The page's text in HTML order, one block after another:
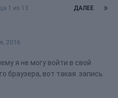
ДАЛЕЕ
1 из 13
2016
я не могу войти в свой
браузера, вот такая запись